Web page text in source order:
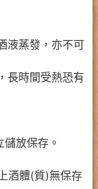
液蒸發，亦不可
長時間受熱恐有
放保存。
酒體(質)無保存